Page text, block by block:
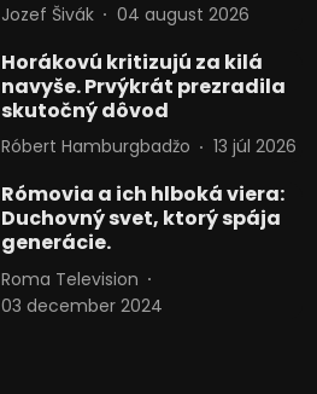
Jozef Šivák 04 august 2026
Horákovú kritizujú za kilá
navyše. Prvýkrát prezradila
skutočný dôvod
Róbert Hamburgbadžo 13 júl 2026
Rómovia a ich hlboká viera:
Duchovný svet, ktorý spája
generácie.
Roma Television
03 december 2024